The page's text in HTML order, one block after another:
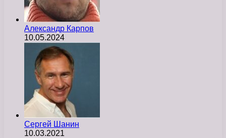
Александр Карпов
10.05.2024
Сергей Шанин
10.03.2021